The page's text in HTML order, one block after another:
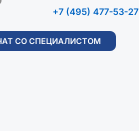
+7 (495) 477-53-27
СО СПЕЦИАЛИСТОМ